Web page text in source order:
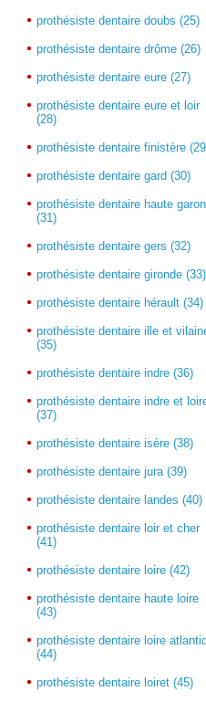
prothésiste dentaire doubs (25)
prothésiste dentaire drôme (26)
prothésiste dentaire eure (27)
prothésiste dentaire eure et loir
(28)
prothésiste dentaire finistère
prothésiste dentaire gard (30)
prothésiste dentaire haute
(31)
prothésiste dentaire gers (32)
prothésiste dentaire gironde (33)
prothésiste dentaire hérault (34)
prothésiste dentaire ille et
(35)
prothésiste dentaire indre (36)
prothésiste dentaire indre et
(37)
prothésiste dentaire isère (38)
prothésiste dentaire jura (39)
prothésiste dentaire landes (40)
prothésiste dentaire loir et cher
(41)
prothésiste dentaire loire (42)
prothésiste dentaire haute loire
(43)
prothésiste dentaire loire
(44)
prothésiste dentaire loiret (45)